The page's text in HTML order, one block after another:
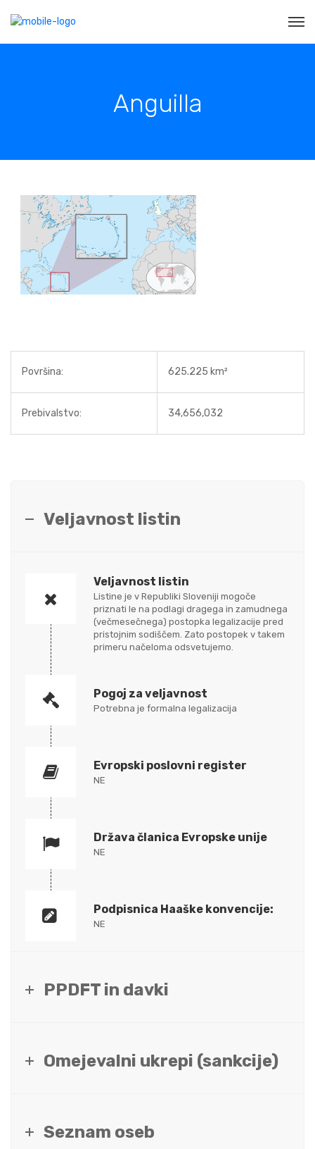
Anguilla
Površina: 625.225 km²
Prebivalstvo: 34,656,032
Veljavnost listin
Veljavnost listin
Listine je v Republiki Sloveniji mogoče
priznati le na podlagi dragega in zamudnega
(večmesečnega) postopka legalizacije pred
pristojnim sodiščem. Zato postopek v takem
primeru načeloma odsvetujemo.
Pogoj za veljavnost
Potrebna je formalna legalizacija
Evropski poslovni register
NE
Država članica Evropske unije
NE
Podpisnica Haaške konvencije:
NE
PPDFT in davki
Omejevalni ukrepi (sankcije)
Seznam oseb